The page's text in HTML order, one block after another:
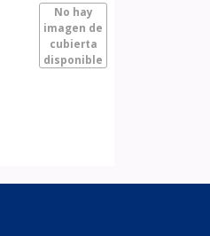
No hay
imagen de
cubierta
disponible